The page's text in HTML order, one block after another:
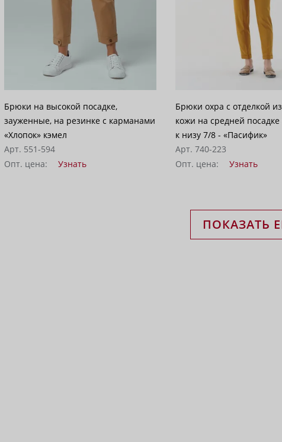
Брюки на высокой посадке,
зауженные, на резинке с карманами
«Хлопок» кэмел
Арт. 551-594
Опт. цена:
Узнать
Брюки охра с отделкой
кожи на средней
к низу 7/8 - «Пасифик»
Арт. 740-223
Опт. цена:
Узнать
ПОКАЗАТЬ